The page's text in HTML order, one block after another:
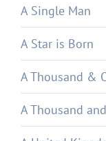
A Single Man
A Star is Born
A Thousand &
A Thousand